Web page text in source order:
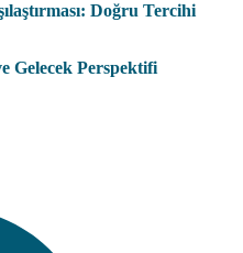
Doğru Tercihi
Gelecek Perspektifi